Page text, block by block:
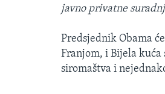
javno privatne
Predsjednik Obama
Franjom, i Bijela kuća
siromaštva i